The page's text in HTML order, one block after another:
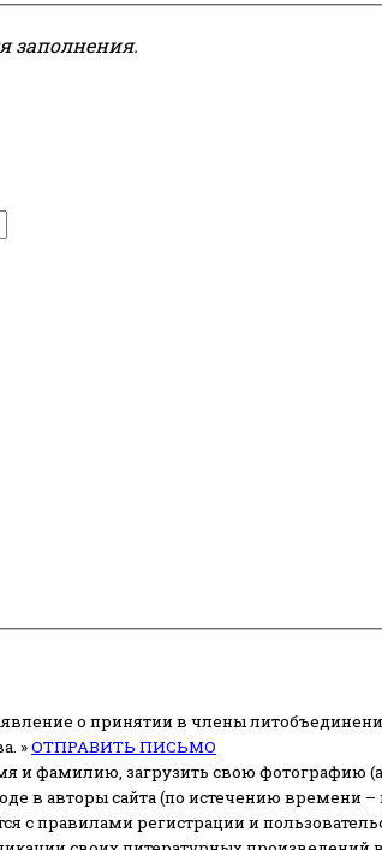
заполнения.
о принятии в члены
»ОТПРАВИТЬ ПИСЬМО
и фамилию, загрузить свою фотографию
в авторы сайта (по истечению времени
с правилами регистрации и